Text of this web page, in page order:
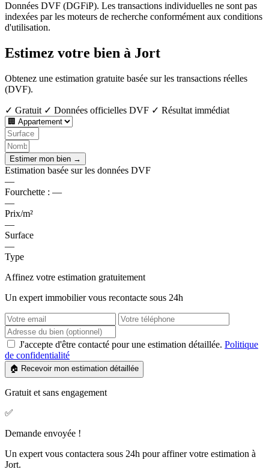
Données DVF (DGFiP). Les transactions individuelles ne sont pas
indexées par les moteurs de recherche conformément aux conditions
d'utilisation.
Estimez votre bien à Jort
Obtenez une estimation gratuite basée sur les transactions réelles
(DVF).
✓ Gratuit ✓ Données officielles DVF ✓ Résultat immédiat
Estimer mon bien →
Estimation basée sur les données DVF
—
Fourchette : —
—
Prix/m²
—
Surface
—
Type
Affinez votre estimation gratuitement
Un expert immobilier vous recontacte sous 24h
J'accepte d'être contacté pour une estimation détaillée. Politique
de confidentialité
🏠 Recevoir mon estimation détaillée
Gratuit et sans engagement
✅
Demande envoyée !
Un expert vous contactera sous 24h pour affiner votre estimation à
Jort.